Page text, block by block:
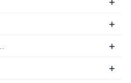
+
+
+